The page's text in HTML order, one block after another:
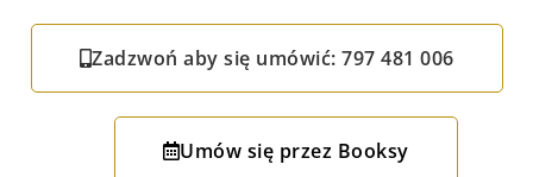
Zadzwoń aby się umówić: 797 481 006
Umów się przez Booksy